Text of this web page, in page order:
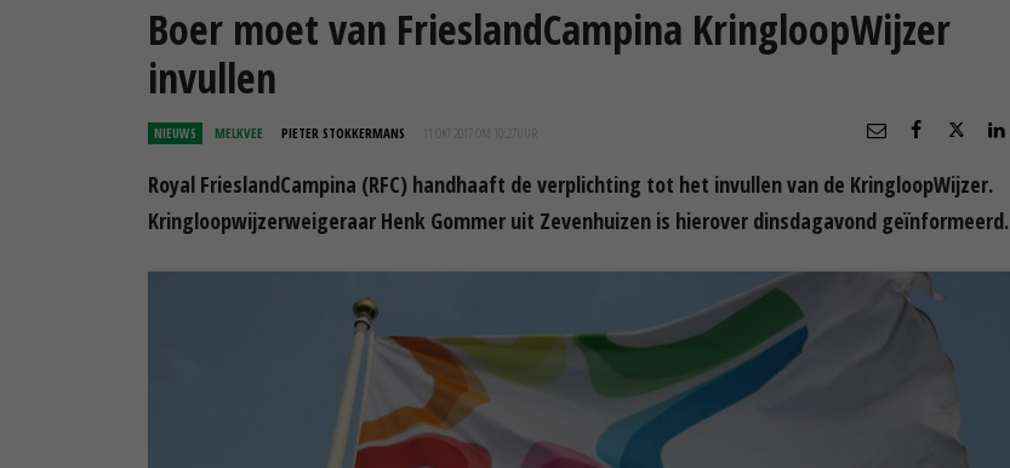
Boer moet van FrieslandCampina KringloopWijzer
invullen
NIEUWS MELKVEE PIETER STOKKERMANS 11 OKT 2017 OM 10:27
Royal FrieslandCampina (RFC) handhaaft de verplichting tot het invullen van de KringloopWijzer.
Kringloopwijzerweigeraar Henk Gommer uit Zevenhuizen is hierover dinsdagavond geïnformeerd.